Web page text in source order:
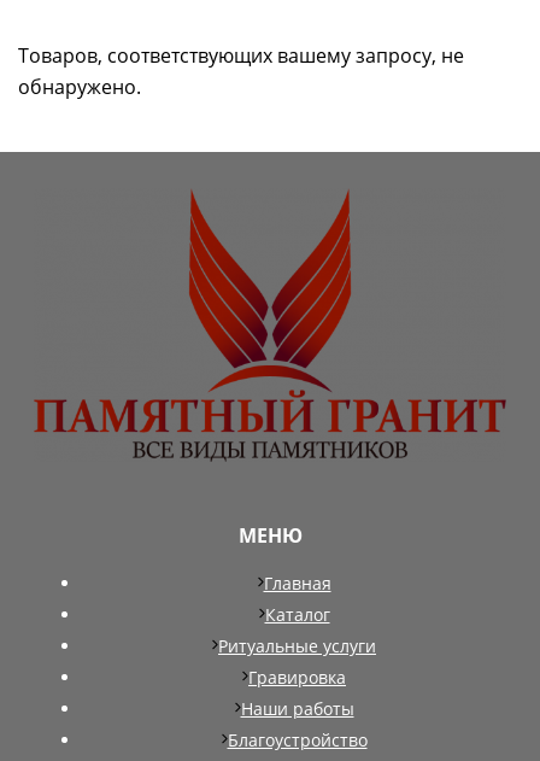
Товаров, соответствующих вашему запросу, не
обнаружено.
МЕНЮ
Главная
Каталог
Ритуальные услуги
Гравировка
Наши работы
Благоустройство